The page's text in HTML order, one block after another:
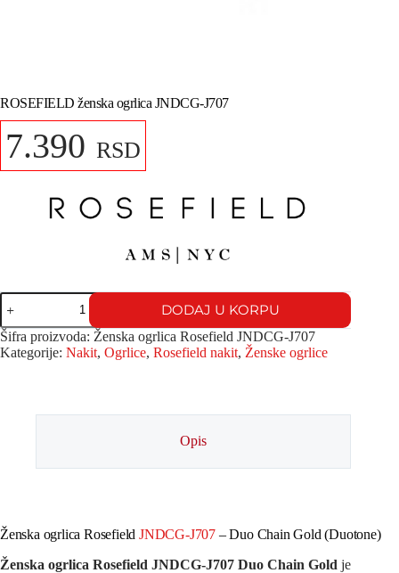
ROSEFIELD ženska ogrlica JNDCG-J707
7.390 RSD
DODAJ U KORPU
Šifra proizvoda: Ženska ogrlica Rosefield JNDCG-J707
Kategorije: Nakit, Ogrlice, Rosefield nakit, Ženske ogrlice
Opis
Ženska ogrlica RosefieldJNDCG-J707 – Duo Chain Gold (Duotone)
Ženska ogrlica Rosefield JNDCG-J707 Duo Chain Gold je